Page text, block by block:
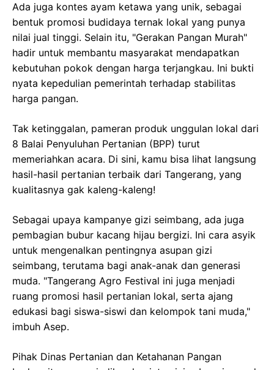
Ada juga kontes ayam ketawa yang unik, sebagai
bentuk promosi budidaya ternak lokal yang punya
nilai jual tinggi. Selain itu, "Gerakan Pangan Murah"
hadir untuk membantu masyarakat mendapatkan
kebutuhan pokok dengan harga terjangkau. Ini bukti
nyata kepedulian pemerintah terhadap stabilitas
harga pangan.
Tak ketinggalan, pameran produk unggulan lokal dari
8 Balai Penyuluhan Pertanian (BPP) turut
memeriahkan acara. Di sini, kamu bisa lihat langsung
hasil-hasil pertanian terbaik dari Tangerang, yang
kualitasnya gak kaleng-kaleng!
Sebagai upaya kampanye gizi seimbang, ada juga
pembagian bubur kacang hijau bergizi. Ini cara asyik
untuk mengenalkan pentingnya asupan gizi
seimbang, terutama bagi anak-anak dan generasi
muda. "Tangerang Agro Festival ini juga menjadi
ruang promosi hasil pertanian lokal, serta ajang
edukasi bagi siswa-siswi dan kelompok tani muda,"
imbuh Asep.
Pihak Dinas Pertanian dan Ketahanan Pangan